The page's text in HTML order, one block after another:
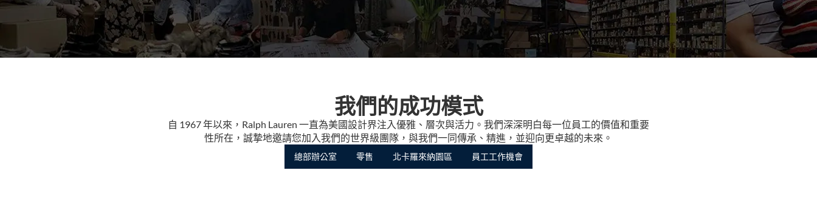
我們的成功模式
自 1967 年以來，Ralph Lauren 一直為美國設計界注入優雅、層次與活力。我們深深明白每一位員工的價值和重要
性所在，誠摯地邀請您加入我們的世界級團隊，與我們一同傳承、精進，並迎向更卓越的未來。
總部辦公室 零售 北卡羅來納園區 員工工作機會